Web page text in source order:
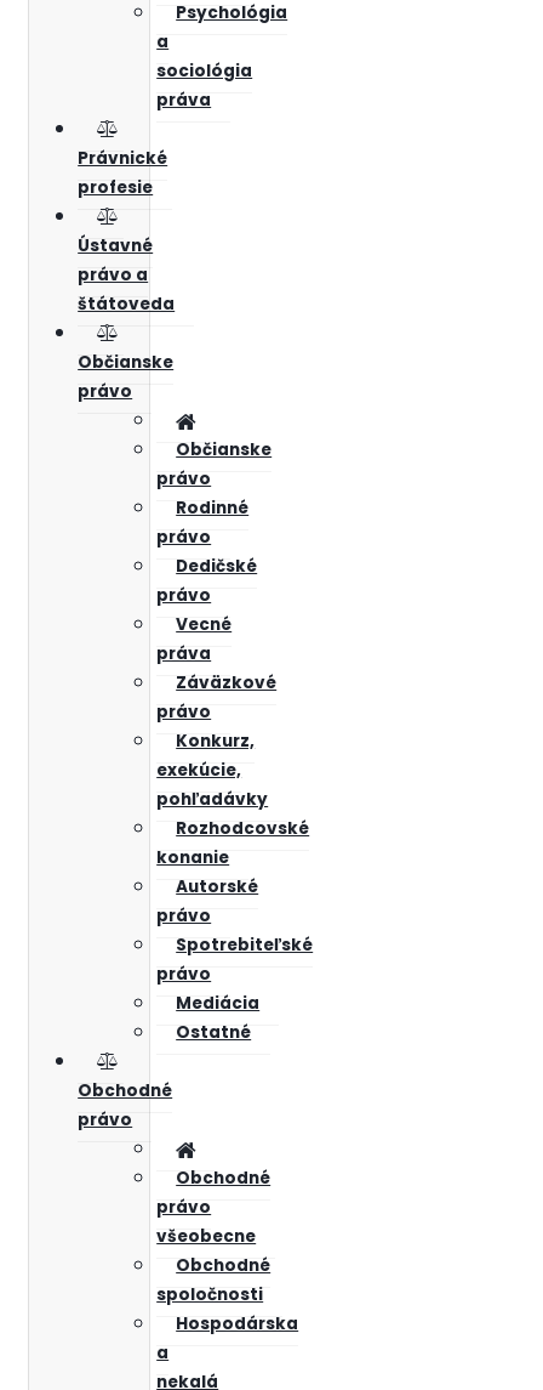
Psychológia
a
sociológia
práva
Právnické
profesie
Ústavné
právo a
štátoveda
Občianske
právo
Občianske
právo
Rodinné
právo
Dedičské
právo
Vecné
práva
Záväzkové
právo
Konkurz,
exekúcie,
pohľadávky
Rozhodcovské
konanie
Autorské
právo
Spotrebiteľské
právo
Mediácia
Ostatné
Obchodné
právo
Obchodné
právo
všeobecne
Obchodné
spoločnosti
Hospodárska
a
nekalá